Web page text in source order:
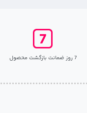
7 روز ضمانت بازگشت محصول